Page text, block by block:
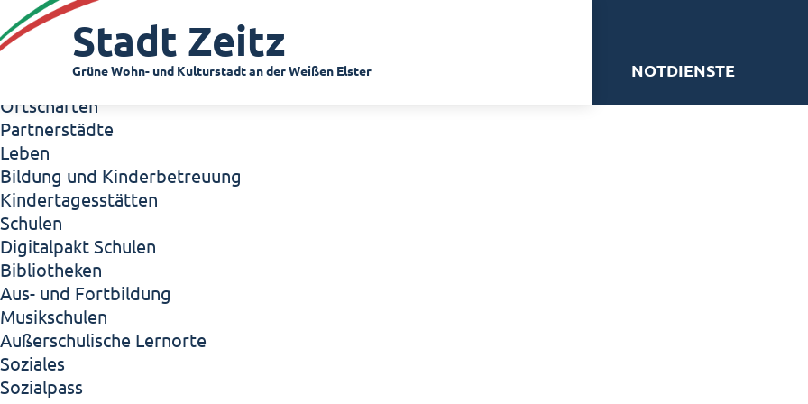
Zeitz - Die Kleinstadt
Willkommen in Zeitz!
Interview mit Oberbürgermeister Christian Thieme
Zeitz - Stadt der Zukunft
Ortschaften
Partnerstädte
Leben
Bildung und Kinderbetreuung
Kindertagesstätten
Schulen
Digitalpakt Schulen
Bibliotheken
Aus- und Fortbildung
Musikschulen
Außerschulische Lernorte
Soziales
Sozialpass
Stadt Zeitz
Grüne Wohn- und Kulturstadt an der Weißen Elster NOTDIENSTE